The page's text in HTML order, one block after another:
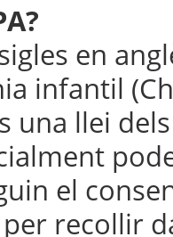
en
infantil
una llei
el
recollir